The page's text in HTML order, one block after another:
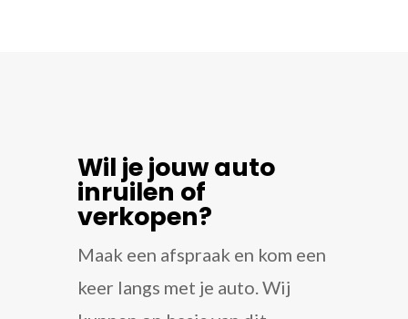
Wil je jouw auto
inruilen of
verkopen?
Maak een afspraak en kom een
keer langs met je auto. Wij